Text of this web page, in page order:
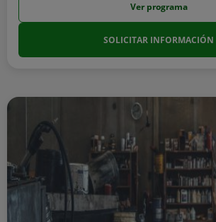
Ver programa
SOLICITAR INFORMACIÓN